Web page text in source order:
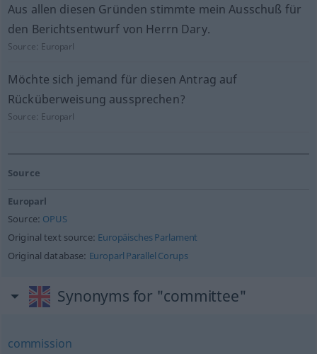
Aus allen diesen Gründen stimmte mein Ausschuß für
den Berichtsentwurf von Herrn Dary.
Source: Europarl
Möchte sich jemand für diesen Antrag auf
Rücküberweisung aussprechen?
Source: Europarl
Source
Europarl
Source: OPUS
Original text source: Europäisches Parlament
Original database: Europarl Parallel Corups
Synonyms for "committee"
commission